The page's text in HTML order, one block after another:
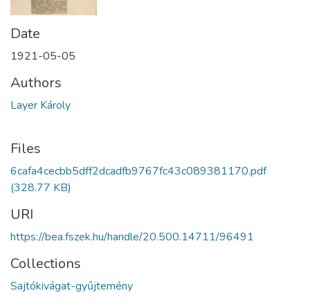
Date
1921-05-05
Authors
Layer Károly
Files
6cafa4cecbb5dff2dcadfb9767fc43c089381170.pdf
(328.77 KB)
URI
https://bea.fszek.hu/handle/20.500.14711/96491
Collections
Sajtókivágat-gyűjtemény